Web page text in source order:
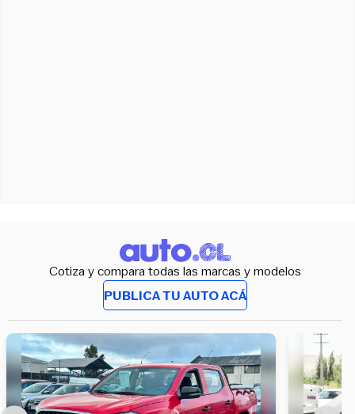
Cotiza y compara todas las marcas y modelos
PUBLICA TU AUTO ACÁ